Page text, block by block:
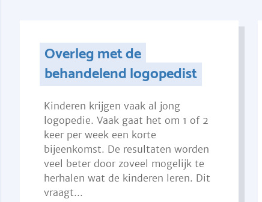
Overleg met de
behandelend logopedist
Kinderen krijgen vaak al jong
logopedie. Vaak gaat het om 1 of 2
keer per week een korte
bijeenkomst. De resultaten worden
veel beter door zoveel mogelijk te
herhalen wat de kinderen leren. Dit
vraagt...